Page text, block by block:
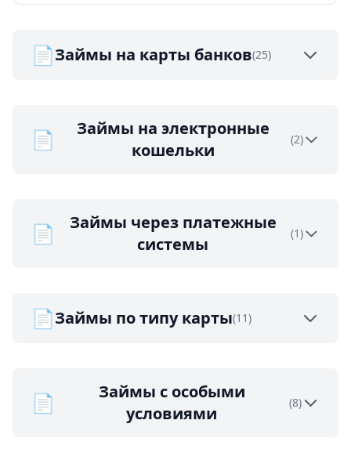
📄Займы на карты банков(25)
📄
Займы на электронные
кошельки
(2)
📄
Займы через платежные
системы
(1)
📄Займы по типу карты(11)
📄
Займы с особыми
условиями
(8)